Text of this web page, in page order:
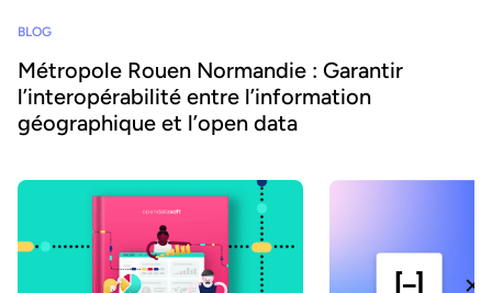
BLOG
Métropole Rouen Normandie : Garantir
l’interopérabilité entre l’information
géographique et l’open data